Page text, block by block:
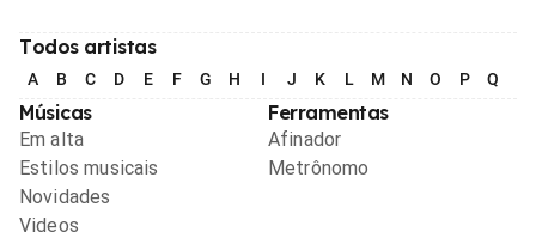
Todos artistas
A B C D E F G H I J K L M N O P Q
Músicas
Em alta
Estilos musicais
Novidades
Videos
Ferramentas
Afinador
Metrônomo